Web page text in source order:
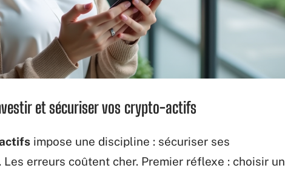
et sécuriser vos crypto-actifs
impose une discipline : sécuriser ses
erreurs coûtent cher. Premier réflexe : choisir un